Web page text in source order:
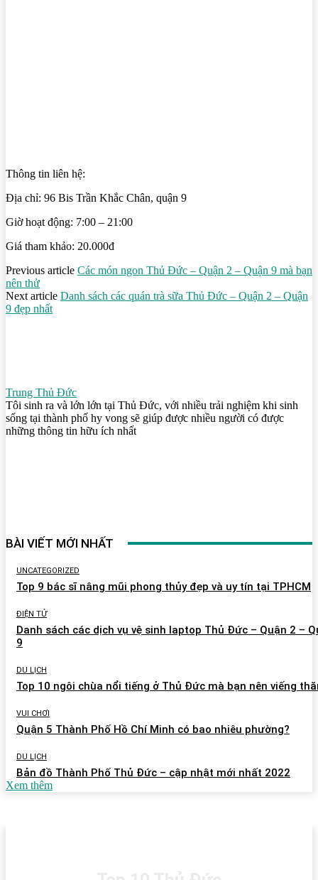
Thông tin liên hệ:
Địa chỉ: 96 Bis Trần Khắc Chân, quận 9
Giờ hoạt động: 7:00 – 21:00
Giá tham khảo: 20.000đ
Previous article Các món ngon Thủ Đức – Quận 2 – Quận 9 mà bạn
nên thử
Next article Danh sách các quán trà sữa Thủ Đức – Quận 2 – Quận
9 đẹp nhất
Trung Thủ Đức
Tôi sinh ra và lớn lớn tại Thủ Đức, với nhiều trải nghiệm khi sinh
sống tại thành phố hy vong sẽ giúp được nhiều người có được
những thông tin hữu ích nhất
BÀI VIẾT MỚI NHẤT
UNCATEGORIZED
Top 9 bác sĩ nâng mũi phong thủy đẹp và uy tín tại TPHCM
ĐIỆN TỬ
Danh sách các dịch vụ vệ sinh laptop Thủ Đức – Quận 2 –
9
DU LỊCH
Top 10 ngôi chùa nổi tiếng ở Thủ Đức mà bạn nên viếng
VUI CHƠI
Quận 5 Thành Phố Hồ Chí Minh có bao nhiêu phường?
DU LỊCH
Bản đồ Thành Phố Thủ Đức – cập nhật mới nhất 2022
Xem thêm